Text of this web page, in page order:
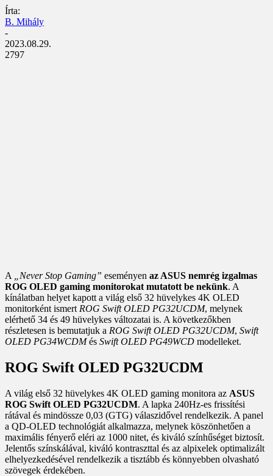
Írta:
B. Mihály
-
2023.08.29.
2797
A „Never Stop Gaming” eseményen az ASUS nemrég izgalmas
ROG OLED gaming monitorokat mutatott be nekünk. A
kínálatban helyet kapott a világ első 32 hüvelykes 4K OLED
monitorként ismert ROG Swift OLED PG32UCDM, melynek
elérhető 34 és 49 hüvelykes változatai is. A következőkben
részletesen is bemutatjuk a ROG Swift OLED PG32UCDM, Swift
OLED PG34WCDMés Swift OLED PG49WCD modelleket.
ROG Swift OLED PG32UCDM
A világ első 32 hüvelykes 4K OLED gaming monitora az ASUS
ROG Swift OLED PG32UCDM. A lapka 240Hz-es frissítési
rátával és mindössze 0,03 (GTG) válaszidővel rendelkezik. A panel
a QD-OLED technológiát alkalmazza, melynek köszönhetően a
maximális fényerő eléri az 1000 nitet, és kiváló színhűséget biztosít.
Jelentős színskálával, kiváló kontraszttal és az alpixelek optimalizált
elhelyezkedésével rendelkezik a tisztább és könnyebben olvasható
szövegek érdekében.